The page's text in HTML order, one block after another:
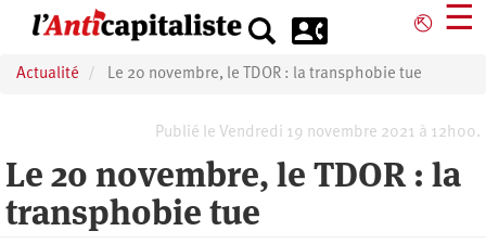
principal
⎋ ☰
Actualité Le 20 novembre, le TDOR : la transphobie tue
Publié le Vendredi 19 novembre 2021 à 12h00.
Le 20 novembre, le TDOR : la
transphobie tue